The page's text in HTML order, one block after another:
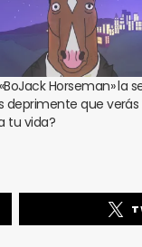
Horseman» la
deprimente que verás
tu vida?